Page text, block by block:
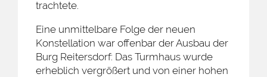
trachtete.
Eine unmittelbare Folge der neuen
Konstellation war offenbar der Ausbau der
Burg Reitersdorf: Das Turmhaus wurde
erheblich vergrößert und von einer hohen